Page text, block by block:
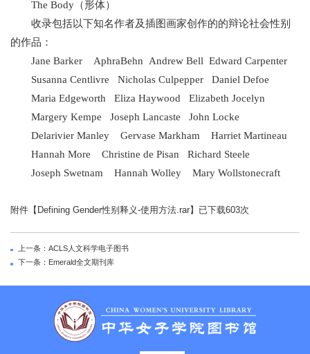
The Body（形体）
收录包括以下知名作者及插图画家创作的的辩论社会性别
的作品：
Jane Barker AphraBehn Andrew Bell Edward Carpenter
Susanna Centlivre Nicholas Culpepper Daniel Defoe
Maria Edgeworth Eliza Haywood Elizabeth Jocelyn
Margery Kempe Joseph Lancaste John Locke
Delarivier Manley Gervase Markham Harriet Martineau
Hannah More Christine de Pisan Richard Steele
Joseph Swetnam Hannah Wolley Mary Wollstonecraft
附件【 Defining Gender性别释义-使用方法.rar】已下载603次
上一条：ACLS人文科学电子图书
下一条：Emerald全文期刊库